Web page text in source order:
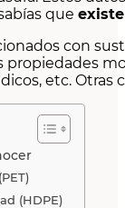
que
con
propiedades
etc.
(HDPE)